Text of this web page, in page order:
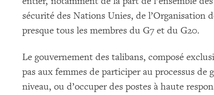
sécurité des Nations Unies, de l’Organisation
presque tous les membres du G7 et du G20.
Le gouvernement des talibans, composé
pas aux femmes de participer au processus de
niveau, ou d’occuper des postes à haute